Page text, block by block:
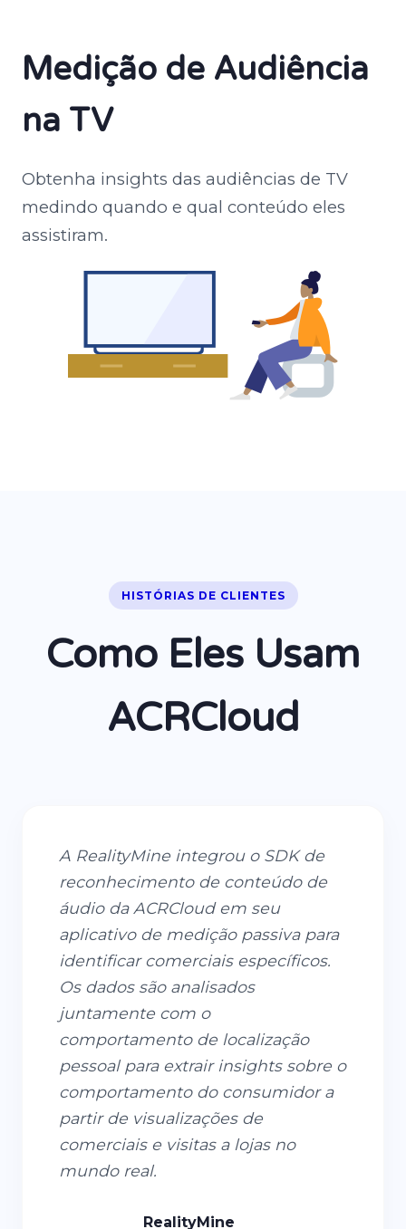
Medição de Audiência
na TV
Obtenha insights das audiências de TV
medindo quando e qual conteúdo eles
assistiram.
HISTÓRIAS DE CLIENTES
Como Eles Usam
ACRCloud
A RealityMine integrou o SDK de
reconhecimento de conteúdo de
áudio da ACRCloud em seu
aplicativo de medição passiva para
identificar comerciais específicos.
Os dados são analisados
juntamente com o
comportamento de localização
pessoal para extrair insights sobre o
comportamento do consumidor a
partir de visualizações de
comerciais e visitas a lojas no
mundo real.
RealityMine